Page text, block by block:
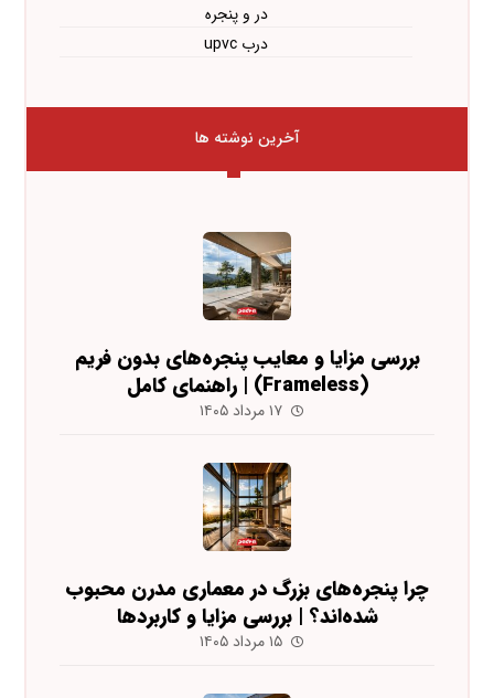
در و پنجره
درب upvc
آخرین نوشته ها
بررسی مزایا و معایب پنجره‌های بدون فریم
(Frameless) | راهنمای کامل
۱۷ مرداد ۱۴۰۵
چرا پنجره‌های بزرگ در معماری مدرن محبوب
شده‌اند؟ | بررسی مزایا و کاربردها
۱۵ مرداد ۱۴۰۵